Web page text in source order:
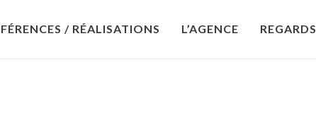
/ RÉALISATIONS L’AGENCE REGARDS